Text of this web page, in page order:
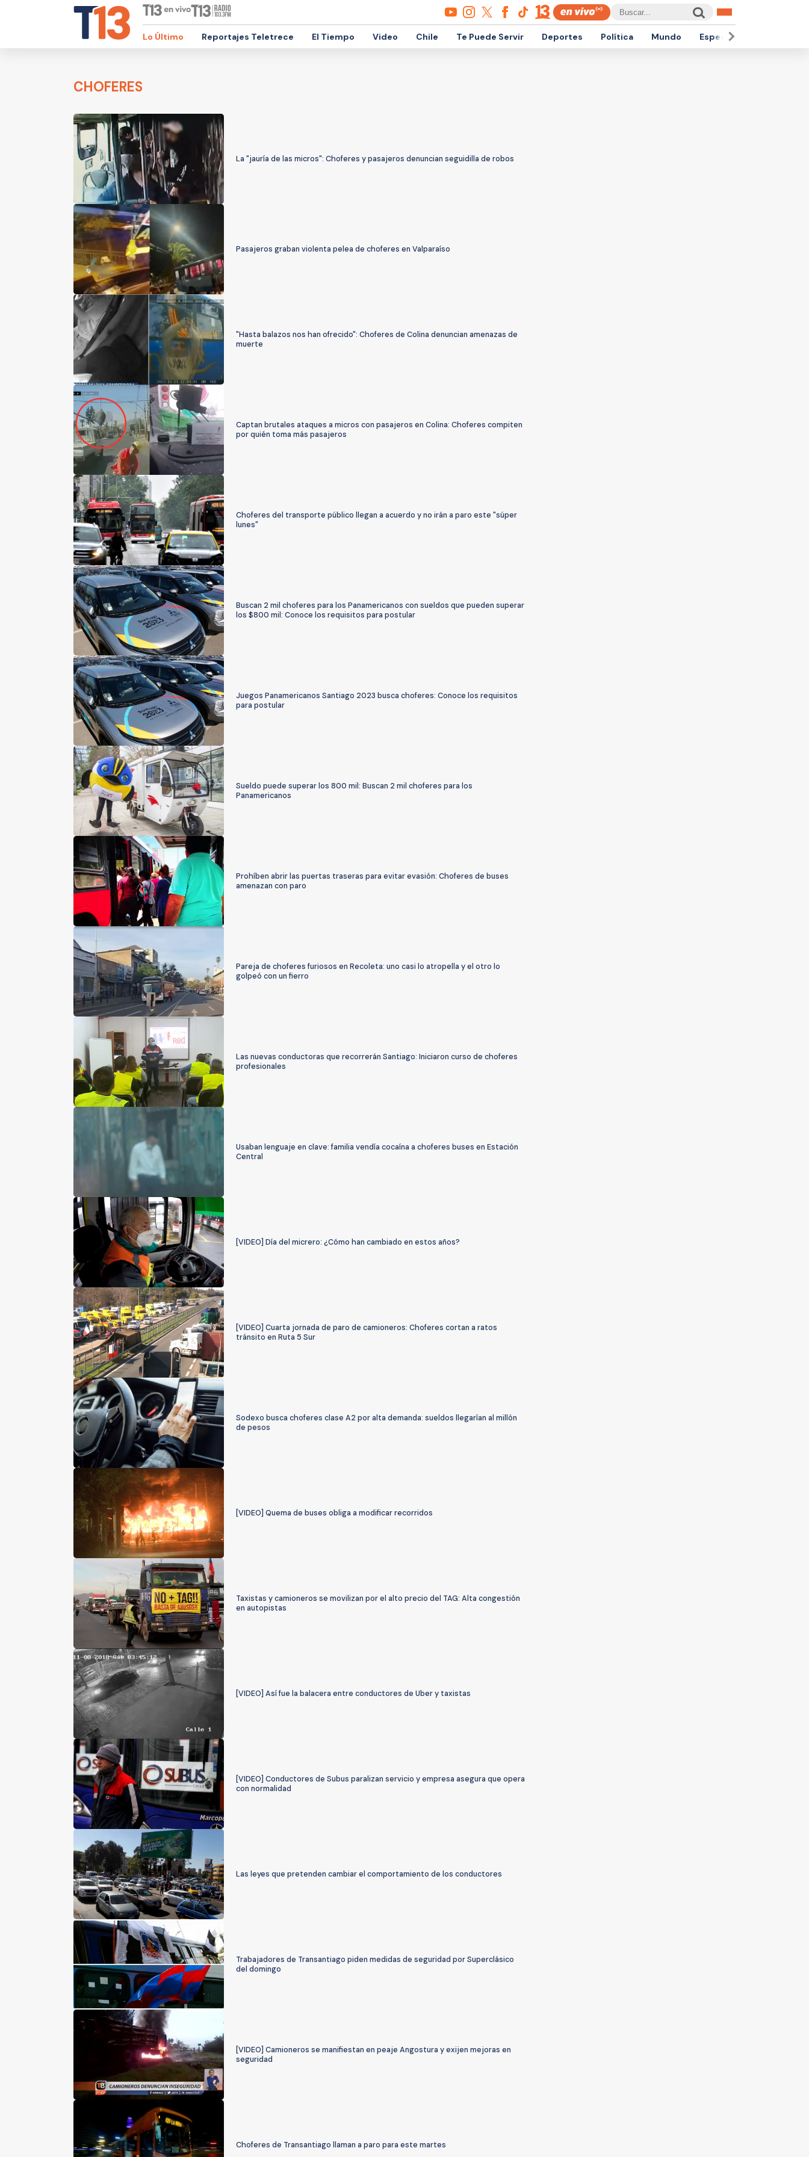
Lo Último Reportajes Teletrece El Tiempo Video Chile Te Puede Servir Deportes Política Mundo Espectáculos
CHOFERES
La "jauría de las micros": Choferes y pasajeros denuncian seguidilla de robos
Pasajeros graban violenta pelea de choferes en Valparaíso
"Hasta balazos nos han ofrecido": Choferes de Colina denuncian amenazas de
muerte
Captan brutales ataques a micros con pasajeros en Colina: Choferes compiten
por quién toma más pasajeros
Choferes del transporte público llegan a acuerdo y no irán a paro este "súper
lunes"
Buscan 2 mil choferes para los Panamericanos con sueldos que pueden superar
los $800 mil: Conoce los requisitos para postular
Juegos Panamericanos Santiago 2023 busca choferes: Conoce los requisitos
para postular
Sueldo puede superar los 800 mil: Buscan 2 mil choferes para los
Panamericanos
Prohíben abrir las puertas traseras para evitar evasión: Choferes de buses
amenazan con paro
Pareja de choferes furiosos en Recoleta: uno casi lo atropella y el otro lo
golpeó con un fierro
Las nuevas conductoras que recorrerán Santiago: Iniciaron curso de choferes
profesionales
Usaban lenguaje en clave: familia vendía cocaína a choferes buses en Estación
Central
[VIDEO] Día del micrero: ¿Cómo han cambiado en estos años?
[VIDEO] Cuarta jornada de paro de camioneros: Choferes cortan a ratos
tránsito en Ruta 5 Sur
Sodexo busca choferes clase A2 por alta demanda: sueldos llegarían al millón
de pesos
[VIDEO] Quema de buses obliga a modificar recorridos
Taxistas y camioneros se movilizan por el alto precio del TAG: Alta congestión
en autopistas
[VIDEO] Así fue la balacera entre conductores de Uber y taxistas
[VIDEO] Conductores de Subus paralizan servicio y empresa asegura que opera
con normalidad
Las leyes que pretenden cambiar el comportamiento de los conductores
Trabajadores de Transantiago piden medidas de seguridad por Superclásico
del domingo
[VIDEO] Camioneros se manifiestan en peaje Angostura y exijen mejoras en
seguridad
Choferes de Transantiago llaman a paro para este martes